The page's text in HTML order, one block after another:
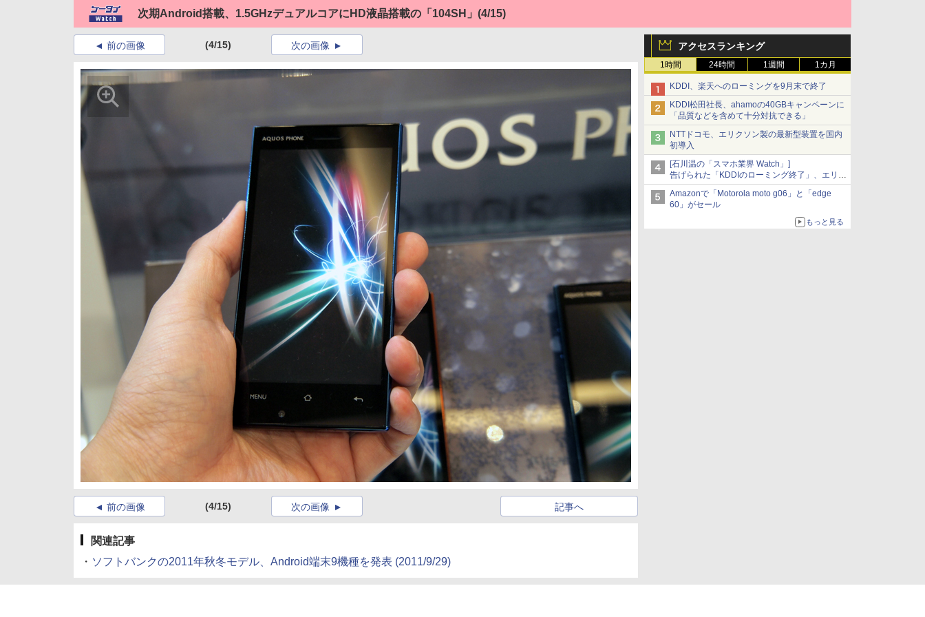
次期Android搭載、1.5GHzデュアルコアにHD液晶搭載の「104SH」 (4/15)
アクセスランキング
1時間 24時間 1週間 1カ月
KDDI、楽天へのローミングを9月末で終了
KDDI松田社長、ahamoの40GBキャンペーンに
「品質などを含めて十分対抗できる」
NTTドコモ、エリクソン製の最新型装置を国内
初導入
[石川温の「スマホ業界 Watch」]
告げられた「KDDIのローミング終了」、エリア
マップの落とし穴と楽天モバイルの課題
Amazonで「Motorola moto g06」と「edge
60」がセール
もっと見る
前の画像 (4/15) 次の画像
前の画像 (4/15) 記事へ
次の画像
関連記事
・ ソフトバンクの2011年秋冬モデル、Android端末9機種を発表 (2011/9/29)